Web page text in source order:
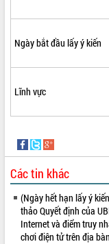
và tặng quà người dân xã
tháng 7/2026
Lễ truy tặng danh hiệu “Bà
Nam Anh hùng” và trao
Lao động
vụ 6 tháng cuối năm 2026
tỉnh khóa XI quyết nghị nhiều
Bí thư Tỉnh ủy Lương
Triết thăm, tặng quà người
cách mạng
ALBUM ẢNH
LIÊN KẾT WEB
Ngày bắt đầu lấy ý kiến
Lĩnh vực
Các tin khác
(Ngày hết hạn lấy ý
thảo Quyết định của
Internet và điểm truy
chơi điện tử trên địa